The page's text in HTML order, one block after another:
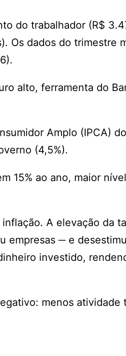
do trabalhador (R$
Os dados do trimestre
alto, ferramenta do
Amplo (IPCA) do
(4,5%).
15% ao ano, maior
A elevação da
empresas ─ e
investido,
menos atividade